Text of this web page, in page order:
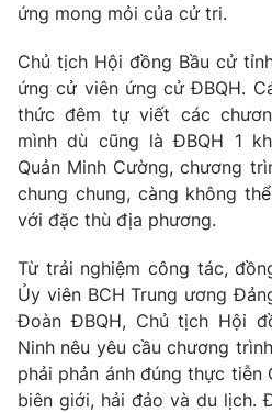
ứng mong mỏi của cử tri.
Chủ tịch Hội đồng Bầu cử
ứng cử viên ứng cử ĐBQH.
thức đêm tự viết các
mình dù cũng là ĐBQH 1
Quản Minh Cường, chương
chung chung, càng không
với đặc thù địa phương.
Từ trải nghiệm công tác,
Ủy viên BCH Trung ương
Đoàn ĐBQH, Chủ tịch Hội
Ninh nêu yêu cầu chương
phải phản ánh đúng thực tiễn
biên giới, hải đảo và du lịch.